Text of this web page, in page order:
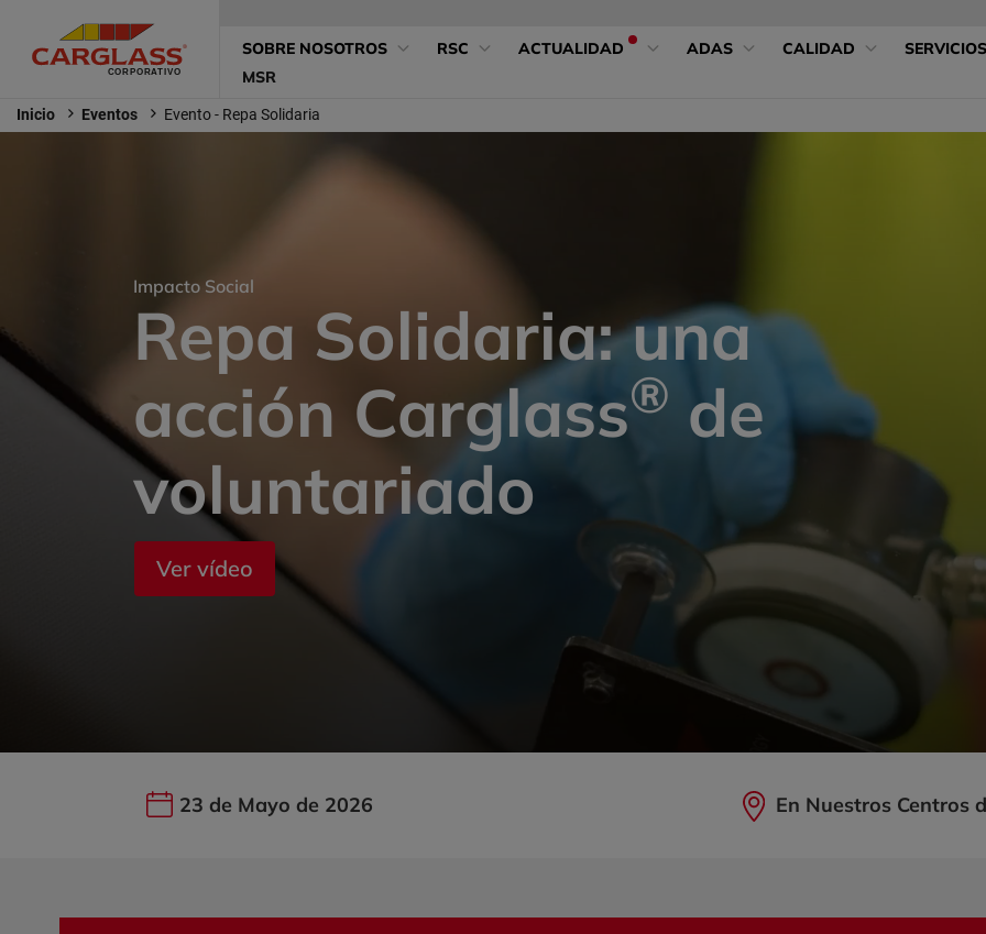
contenido
Menú
Superior
pequeño
Main
navigation
SOBRE NOSOTROS RSC ACTUALIDAD ADAS CALIDAD
MSR
Inicio Eventos Evento - Repa Solidaria
Impacto Social
Repa Solidaria: una
acción Carglass® de
voluntariado
Ver vídeo
23 de Mayo de 2026 En Nuestros Centros